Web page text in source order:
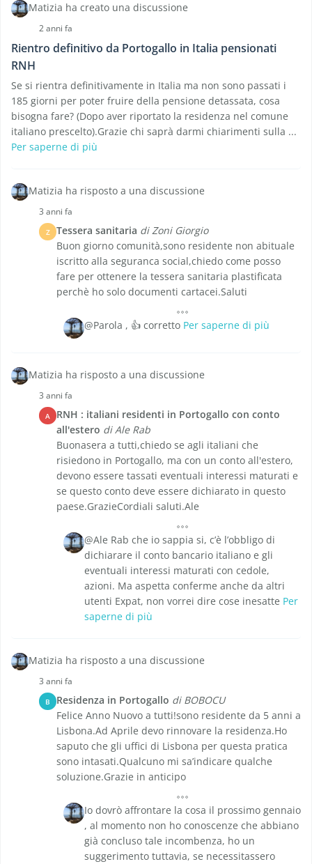
Matizia ha creato una discussione
2 anni fa
Rientro definitivo da Portogallo in Italia pensionati
RNH
Se si rientra definitivamente in Italia ma non sono passati i
185 giorni per poter fruire della pensione detassata, cosa
bisogna fare? (Dopo aver riportato la residenza nel comune
italiano prescelto).Grazie chi saprà darmi chiarimenti sulla ...
Per saperne di più
Matizia ha risposto a una discussione
3 anni fa
Z Tessera sanitaria di Zoni Giorgio
Buon giorno comunità,sono residente non abituale
iscritto alla seguranca social,chiedo come posso
fare per ottenere la tessera sanitaria plastificata
perchè ho solo documenti cartacei.Saluti
@Parola , 👍 corretto Per saperne di più
Matizia ha risposto a una discussione
3 anni fa
A
RNH : italiani residenti in Portogallo con conto
all'estero di Ale Rab
Buonasera a tutti,chiedo se agli italiani che
risiedono in Portogallo, ma con un conto all'estero,
devono essere tassati eventuali interessi maturati e
se questo conto deve essere dichiarato in questo
paese.GrazieCordiali saluti.Ale
@Ale Rab che io sappia si, c’è l’obbligo di
dichiarare il conto bancario italiano e gli
eventuali interessi maturati con cedole,
azioni. Ma aspetta conferme anche da altri
utenti Expat, non vorrei dire cose inesatte Per
saperne di più
Matizia ha risposto a una discussione
3 anni fa
B Residenza in Portogallo di BOBOCU
Felice Anno Nuovo a tutti!sono residente da 5 anni a
Lisbona.Ad Aprile devo rinnovare la residenza.Ho
saputo che gli uffici di Lisbona per questa pratica
sono intasati.Qualcuno mi sa’indicare qualche
soluzione.Grazie in anticipo
Io dovrò affrontare la cosa il prossimo gennaio
, al momento non ho conoscenze che abbiano
già concluso tale incombenza, ho un
suggerimento tuttavia, se necessitassero